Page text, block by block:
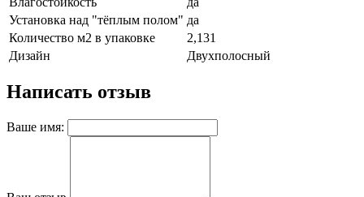
Установка над "тёплым полом" да
Количество м2 в упаковке
2,131
Дизайн
Двухполосный
Написать отзыв
Ваше имя: